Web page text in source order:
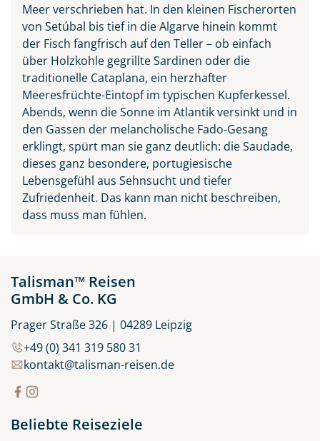
© Balate Dorin - stock.adobe.com
Meer verschrieben hat. In den kleinen Fischerorten
von Setúbal bis tief in die Algarve hinein kommt
der Fisch fangfrisch auf den Teller – ob einfach
über Holzkohle gegrillte Sardinen oder die
traditionelle Cataplana, ein herzhafter
Meeresfrüchte-Eintopf im typischen Kupferkessel.
Abends, wenn die Sonne im Atlantik versinkt und in
den Gassen der melancholische Fado-Gesang
erklingt, spürt man sie ganz deutlich: die Saudade,
dieses ganz besondere, portugiesische
Lebensgefühl aus Sehnsucht und tiefer
Zufriedenheit. Das kann man nicht beschreiben,
dass muss man fühlen.
Talisman™ Reisen
GmbH & Co. KG
Prager Straße 326 | 04289 Leipzig
+49 (0) 341 319 580 31
kontakt@talisman-reisen.de
Beliebte Reiseziele